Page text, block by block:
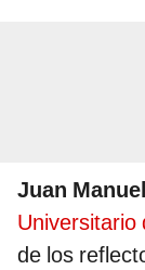
Juan
Universitario
de los